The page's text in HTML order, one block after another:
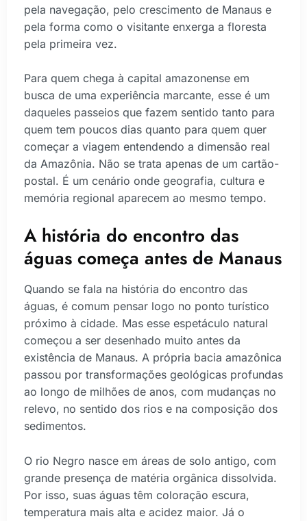
pela navegação, pelo crescimento de Manaus e
pela forma como o visitante enxerga a floresta
pela primeira vez.
Para quem chega à capital amazonense em
busca de uma experiência marcante, esse é um
daqueles passeios que fazem sentido tanto para
quem tem poucos dias quanto para quem quer
começar a viagem entendendo a dimensão real
da Amazônia. Não se trata apenas de um cartão-
postal. É um cenário onde geografia, cultura e
memória regional aparecem ao mesmo tempo.
A história do encontro das
águas começa antes de Manaus
Quando se fala na história do encontro das
águas, é comum pensar logo no ponto turístico
próximo à cidade. Mas esse espetáculo natural
começou a ser desenhado muito antes da
existência de Manaus. A própria bacia amazônica
passou por transformações geológicas profundas
ao longo de milhões de anos, com mudanças no
relevo, no sentido dos rios e na composição dos
sedimentos.
O rio Negro nasce em áreas de solo antigo, com
grande presença de matéria orgânica dissolvida.
Por isso, suas águas têm coloração escura,
temperatura mais alta e acidez maior. Já o